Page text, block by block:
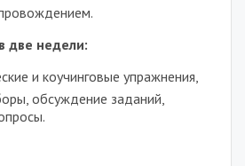
две недели:
и коучинговые упражнения,
обсуждение заданий,